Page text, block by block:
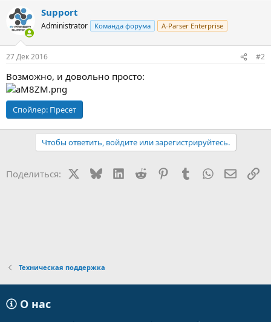
Support
Administrator Команда форума A-Parser Enterprise
27 Дек 2016 #2
Возможно, и довольно просто:
Спойлер: Пресет
Чтобы ответить, войдите или зарегистрируйтесь.
Поделиться: BlueskyLinkedIn
Reddit PinterestTumblr WhatsApp
Техническая поддержка
О нас